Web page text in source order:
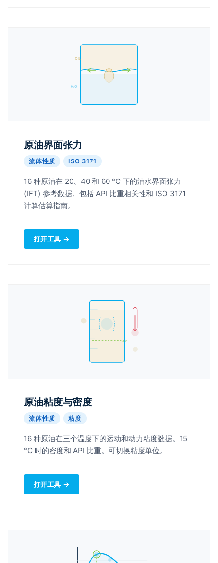
OIL
H₂O
原油界面张力
流体性质 ISO 3171
16 种原油在 20、40 和 60 °C 下的油水界面张力
(IFT) 参考数据。包括 API 比重相关性和 ISO 3171
计算估算指南。
打开工具 →
API
原油粘度与密度
流体性质 粘度
16 种原油在三个温度下的运动和动力粘度数据。15
°C 时的密度和 API 比重。可切换粘度单位。
打开工具 →